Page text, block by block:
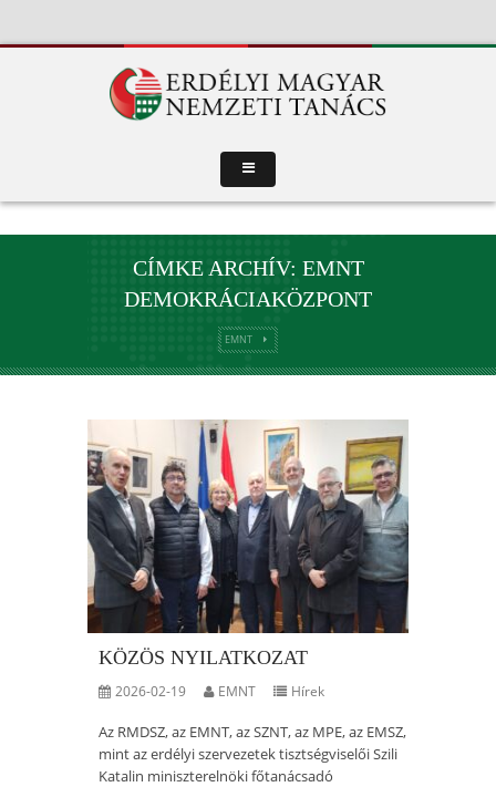
CÍMKE ARCHÍV: EMNT
DEMOKRÁCIAKÖZPONT
EMNT
KÖZÖS NYILATKOZAT
2026-02-19 EMNT Hírek
Az RMDSZ, az EMNT, az SZNT, az MPE, az EMSZ,
mint az erdélyi szervezetek tisztségviselői Szili
Katalin miniszterelnöki főtanácsadó